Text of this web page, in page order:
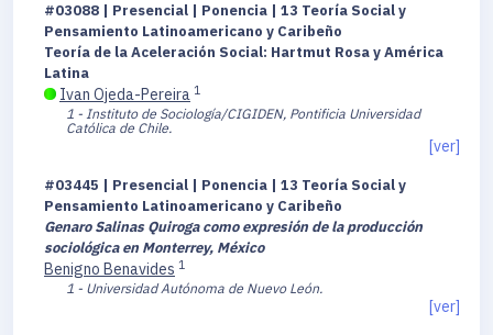
#03088 | Presencial | Ponencia | 13 Teoría Social y
Pensamiento Latinoamericano y Caribeño
Teoría de la Aceleración Social: Hartmut Rosa y América
Latina
Ivan Ojeda-Pereira 1
1 - Instituto de Sociología/CIGIDEN, Pontificia Universidad
Católica de Chile.
[ver]
#03445 | Presencial | Ponencia | 13 Teoría Social y
Pensamiento Latinoamericano y Caribeño
Genaro Salinas Quiroga como expresión de la producción
sociológica en Monterrey, México
Benigno Benavides 1
1 - Universidad Autónoma de Nuevo León.
[ver]